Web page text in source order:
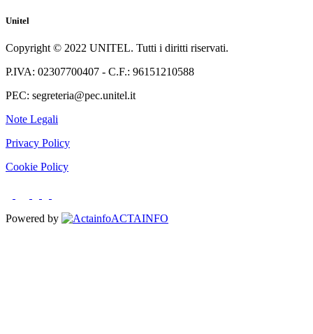
Unitel
Copyright © 2022 UNITEL. Tutti i diritti riservati.
P.IVA: 02307700407 - C.F.: 96151210588
PEC: segreteria@pec.unitel.it
Note Legali
Privacy Policy
Cookie Policy
Powered by ACTAINFO